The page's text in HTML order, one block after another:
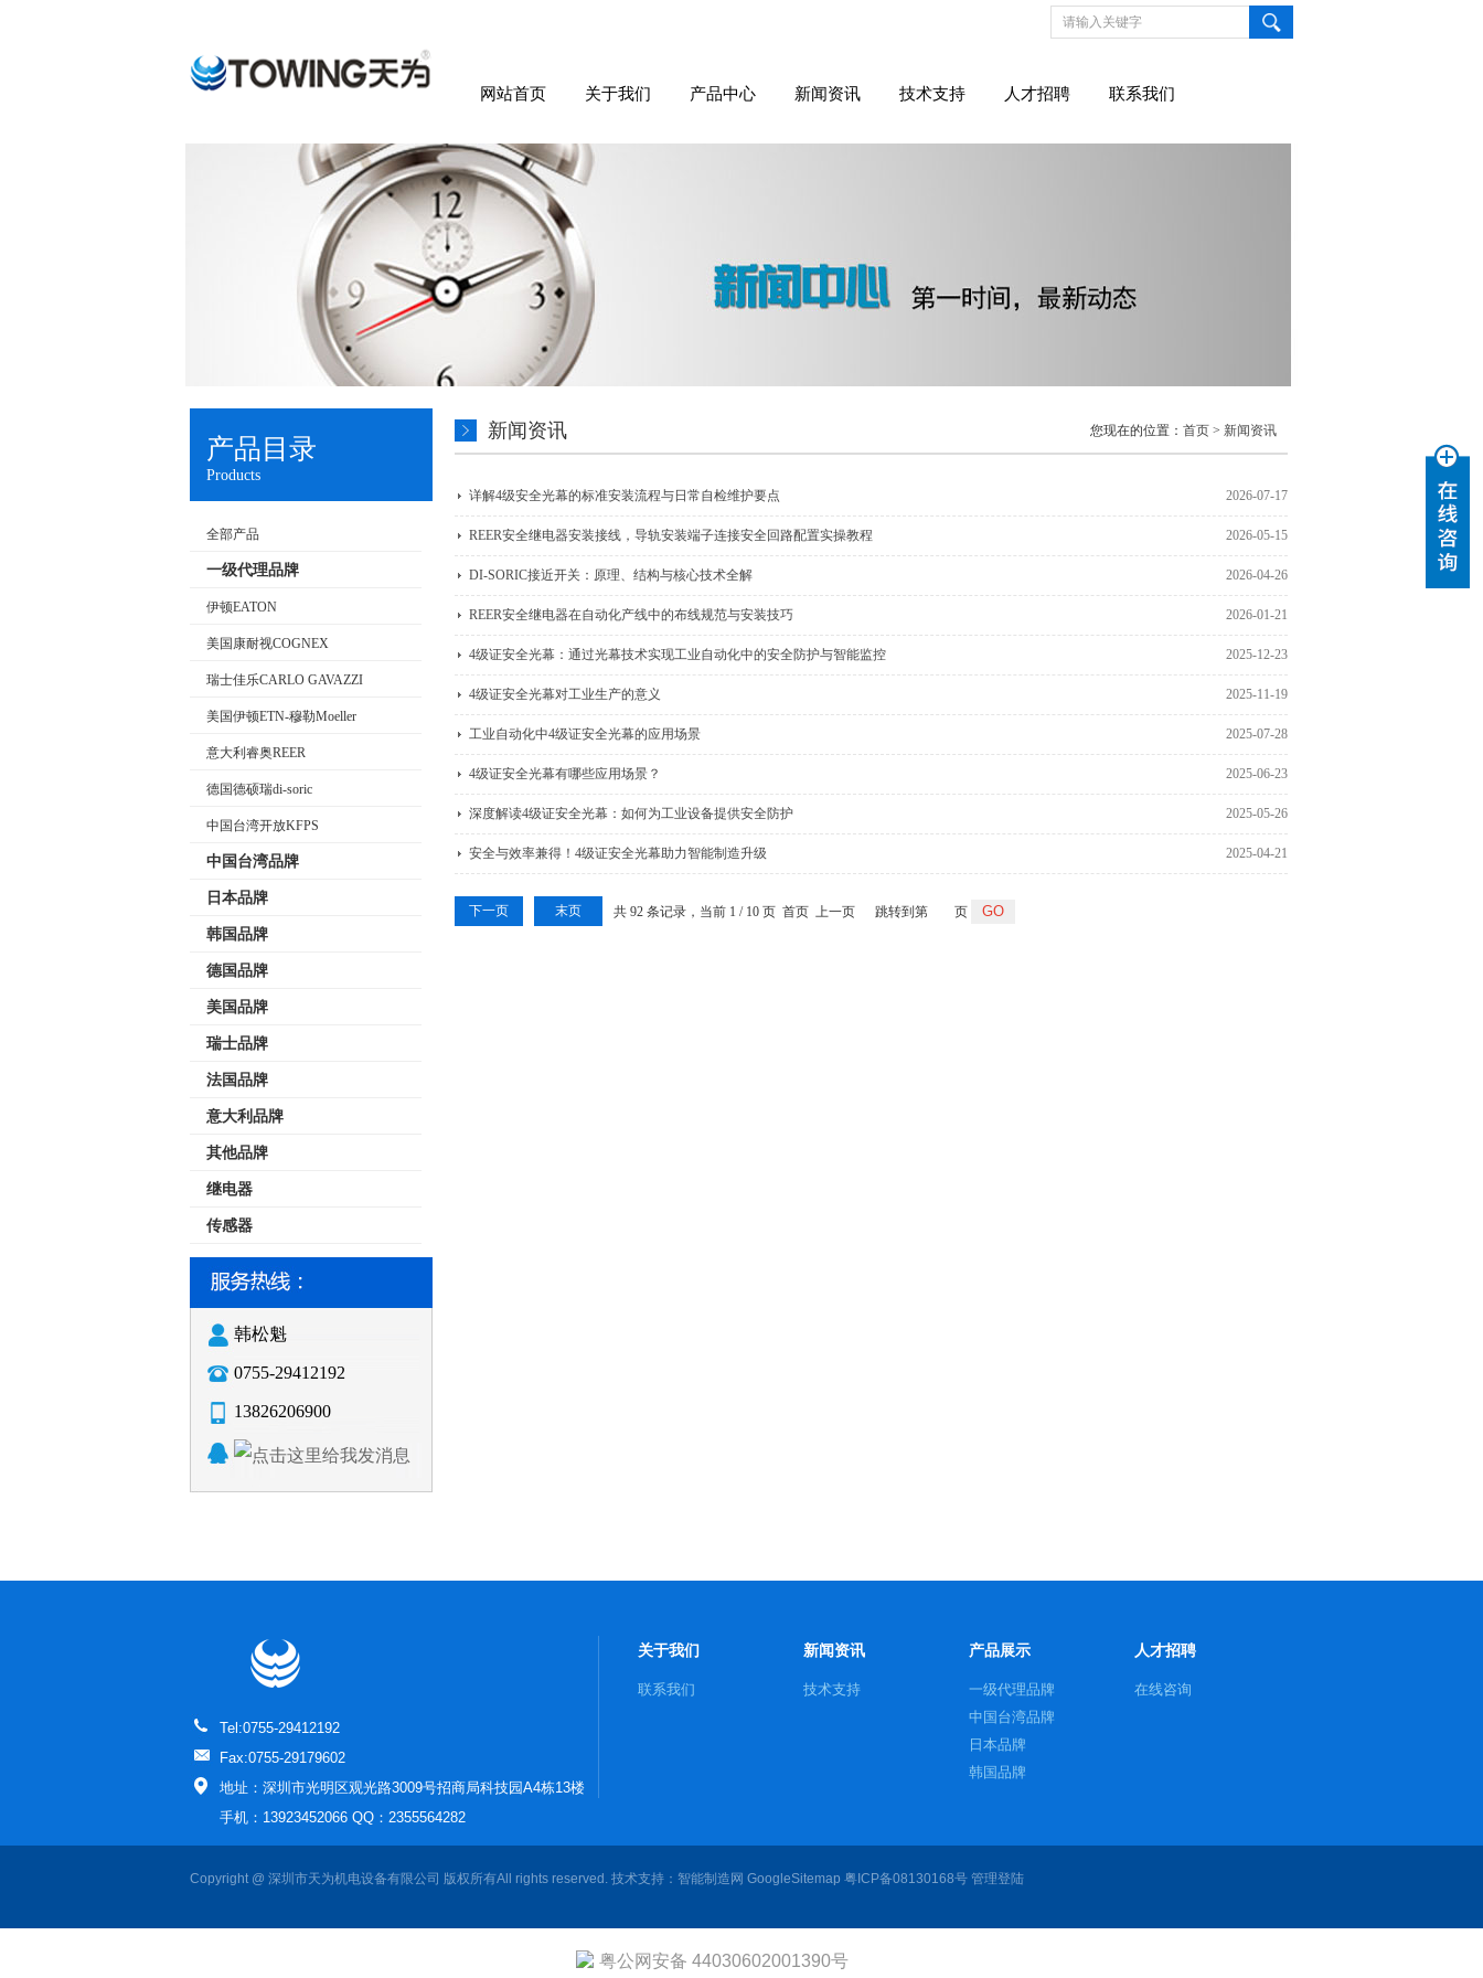
网站首页 关于我们 产品中心 新闻资讯 技术支持 人才招聘 联系我们
产品目录
Products
全部产品
一级代理品牌
伊顿EATON
美国康耐视COGNEX
瑞士佳乐CARLO GAVAZZI
美国伊顿ETN-穆勒Moeller
意大利睿奥REER
德国德硕瑞di-soric
中国台湾开放KFPS
中国台湾品牌
日本品牌
韩国品牌
德国品牌
美国品牌
瑞士品牌
法国品牌
意大利品牌
其他品牌
继电器
传感器
韩松魁
0755-29412192
13826206900
新闻资讯 您现在的位置： 首页 > 新闻资讯
详解4级安全光幕的标准安装流程与日常自检维护要点 2026-07-17
REER安全继电器安装接线，导轨安装端子连接安全回路配置实操教程 2026-05-15
DI-SORIC接近开关：原理、结构与核心技术全解 2026-04-26
REER安全继电器在自动化产线中的布线规范与安装技巧 2026-01-21
4级证安全光幕：通过光幕技术实现工业自动化中的安全防护与智能监控 2025-12-23
4级证安全光幕对工业生产的意义 2025-11-19
工业自动化中4级证安全光幕的应用场景 2025-07-28
4级证安全光幕有哪些应用场景？ 2025-06-23
深度解读4级证安全光幕：如何为工业设备提供安全防护 2025-05-26
安全与效率兼得！4级证安全光幕助力智能制造升级 2025-04-21
共 92 条记录，当前 1 / 10 页 首页 上一页
下一页 末页 跳转到第 页
Tel:0755-29412192
Fax:0755-29179602
地址：深圳市光明区观光路3009号招商局科技园A4栋13楼
手机：13923452066 QQ：2355564282
关于我们
联系我们
新闻资讯
技术支持
产品展示
一级代理品牌
中国台湾品牌
日本品牌
韩国品牌
法国品牌
人才招聘
在线咨询
Copyright @ 深圳市天为机电设备有限公司 版权所有All rights reserved. 技术支持： 智能制造网 GoogleSitemap 粤ICP备08130168号 管理登陆
粤公网安备 44030602001390号